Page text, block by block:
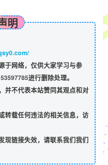
明
于网络，仅供大家学习与参
进行删除处理。
并不代表本站赞同其观点和对
转载任何违法的相关信息，访
现链接失效，请联系我们我们